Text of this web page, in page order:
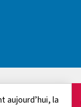
aujourd’hui, la